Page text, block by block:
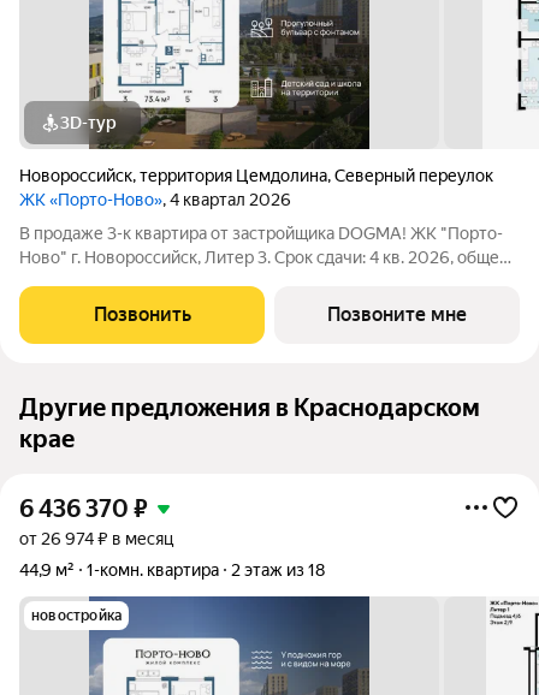
3D-тур
Новороссийск,территория Цемдолина,Северный переулок
ЖК «Порто-Ново», 4 квартал 2026
В продаже 3-к квартира от застройщика DOGMA! ЖК "Порто-
Ново" г. Новороссийск, Литер 3. Срок сдачи: 4 кв. 2026, общей
для комфортной жизни. Место, где шум Чёрного моря
становится саундтреком
Позвонить Позвоните мне
Другие предложения в Краснодарском
крае
6 436 370 ₽
от 26 974 ₽ в месяц
44,9 м²
1-комн. квартира 2 этаж из 18
новостройка